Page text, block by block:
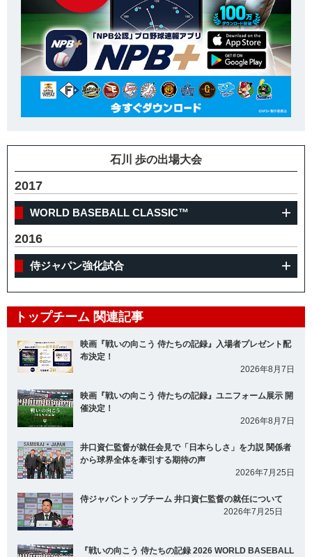
石川 歩の出場大会
2017
WORLD BASEBALL CLASSIC™
2016
侍ジャパン強化試合
トップチーム 関連記事
映画『戦いの向こう 侍たちの記録』入場者プレゼント配
布決定！
2026年8月7日
映画『戦いの向こう 侍たちの記録』ユニフォーム展示 開
催決定！
2026年8月7日
井口資仁監督が就任会見で「日本らしさ」を力説 関係者
から球界全体を牽引する期待の声
2026年7月25日
侍ジャパントップチーム 井口資仁監督の就任について
2026年7月25日
『戦いの向こう 侍たちの記録 2026 WORLD BASEBALL